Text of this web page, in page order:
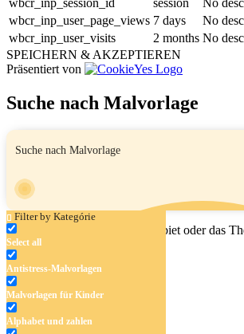
wbcr_inp_session_id session
No
wbcr_inp_user_page_views 7 days
No
wbcr_inp_user_visits
2 months No
SPEICHERN & AKZEPTIEREN
Präsentiert von
Suche nach Malvorlage
Filter by Kategórie
Select all
Antistress-Malvorlagen
Malvorlagen für Kinder
Alphabet und zahlen
Geben Sie den Namen, das Gebiet oder das
Malbuchs ein.
Malvorlagen für Kinder